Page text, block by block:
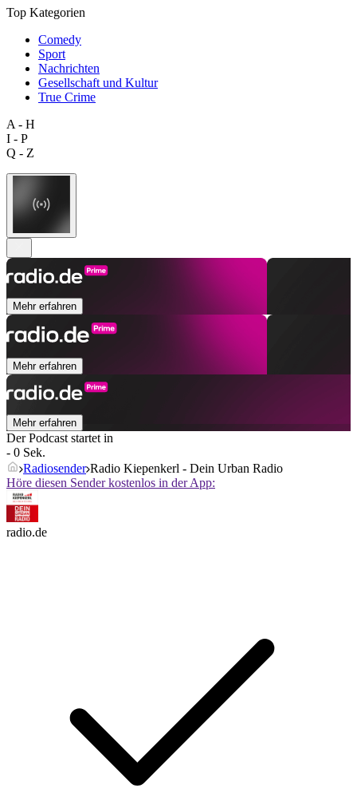
Top Kategorien
Comedy
Sport
Nachrichten
Gesellschaft und Kultur
True Crime
A - H
I - P
Q - Z
Mehr erfahren
Mehr erfahren
Mehr erfahren
Der Podcast startet in
- 0 Sek.
Radiosender Radio Kiepenkerl - Dein Urban Radio
Höre diesen Sender kostenlos in der App:
radio.de